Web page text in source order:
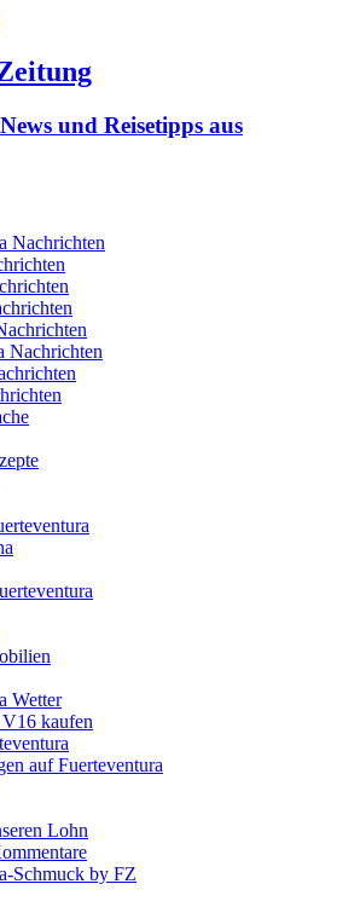
und Reisetipps aus
Nachrichten
Nachrichten
Wetter
kaufen
auf Fuerteventura
Lohn
Schmuck by FZ